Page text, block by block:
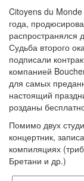
Citoyens du
года,
распространялся
Судьба второго
подписали
компанией
для самых
настоящий
розданы
Помимо двух
концертник,
компиляциях
Бретани и др.)